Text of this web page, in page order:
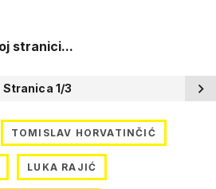
stranici...
Stranica 1/3
TOMISLAV HORVATINČIĆ
LUKA RAJIĆ